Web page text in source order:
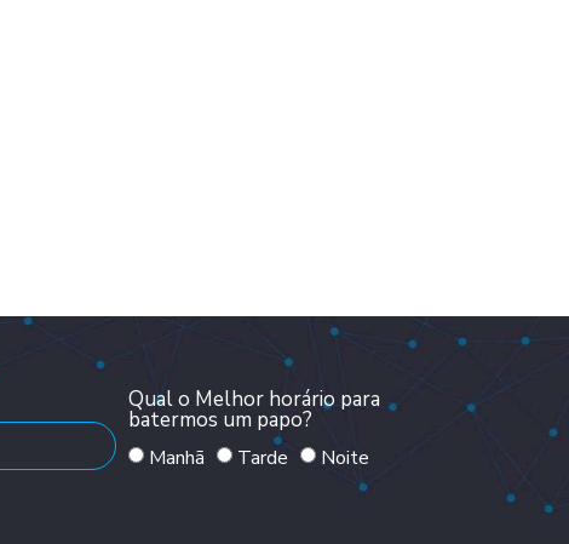
Qual o Melhor horário para
batermos um papo?
Manhã Tarde Noite